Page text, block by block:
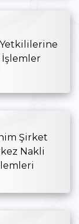
Şirket
Nakli